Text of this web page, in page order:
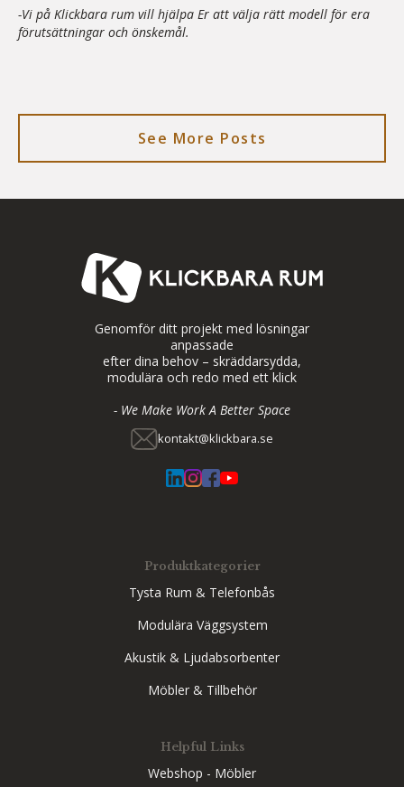
-Vi på Klickbara rum vill hjälpa Er att välja rätt modell för era
förutsättningar och önskemål.
See More Posts
Genomför ditt projekt med lösningar
anpassade
efter dina behov – skräddarsydda,
modulära och redo med ett klick
- We Make Work A Better Space
kontakt@klickbara.se
Produktkategorier
Tysta Rum & Telefonbås
Modulära Väggsystem
Akustik & Ljudabsorbenter
Möbler & Tillbehör
Helpful Links
Webshop - Möbler